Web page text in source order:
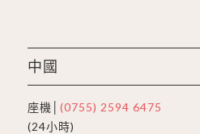
中國
座機│ (0755) 2594 6475
(24小時)